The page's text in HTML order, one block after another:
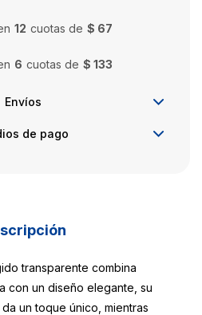
12 cuotas de $ 67
6 cuotas de $ 133
Envíos
de pago
transparente combina
con un diseño elegante, su
un toque único, mientras